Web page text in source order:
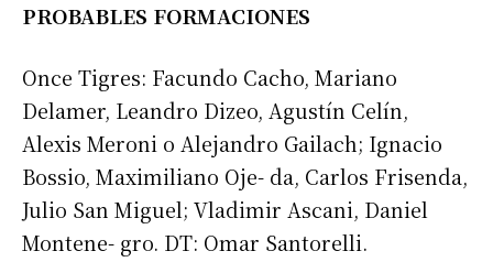
PROBABLES FORMACIONES
Once Tigres: Facundo Cacho, Mariano
Delamer, Leandro Dizeo, Agustín Celín,
Alexis Meroni o Alejandro Gailach; Ignacio
Bossio, Maximiliano Oje- da, Carlos Frisenda,
Julio San Miguel; Vladimir Ascani, Daniel
Montene- gro. DT: Omar Santorelli.